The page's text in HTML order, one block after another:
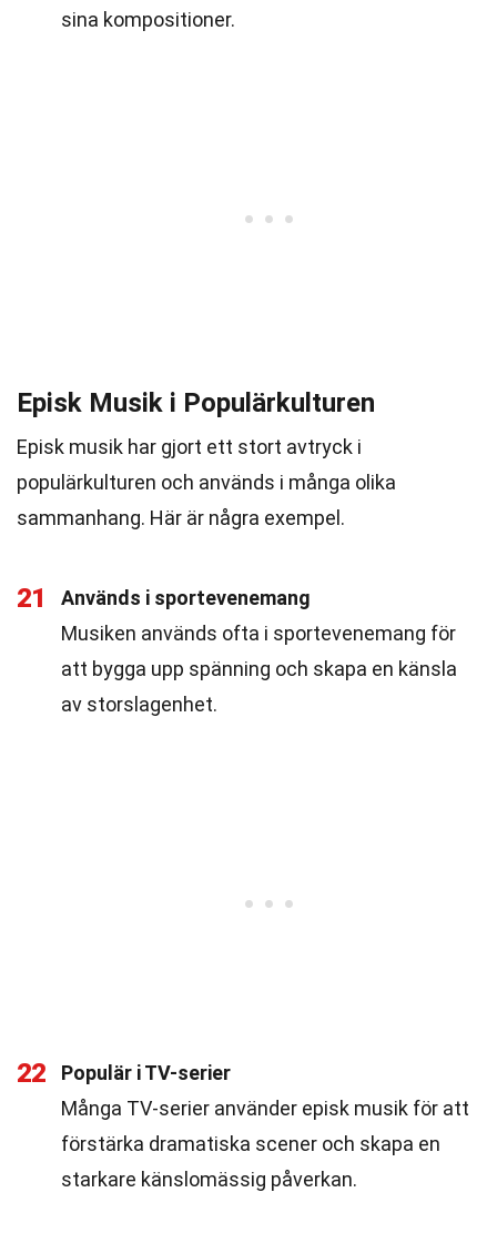
sina kompositioner.
Episk Musik i Populärkulturen
Episk musik har gjort ett stort avtryck i
populärkulturen och används i många olika
sammanhang. Här är några exempel.
21
Används i sportevenemang
Musiken används ofta i sportevenemang för
att bygga upp spänning och skapa en känsla
av storslagenhet.
22
Populär i TV-serier
Många TV-serier använder episk musik för att
förstärka dramatiska scener och skapa en
starkare känslomässig påverkan.